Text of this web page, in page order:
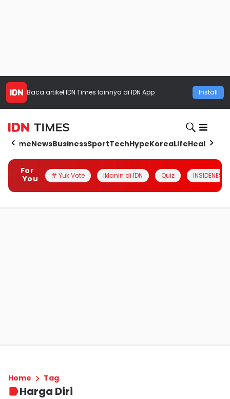
Baca artikel IDN Times lainnya di IDN App Install
HomeNewsBusinessSportTechHypeKoreaLifeHealth
For
You
# Yuk Vote Iklanin di IDN Quiz INSIDENESIA
Home Tag
Harga Diri